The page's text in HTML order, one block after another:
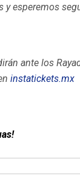
y esperemos
ante los
instatickets.mx